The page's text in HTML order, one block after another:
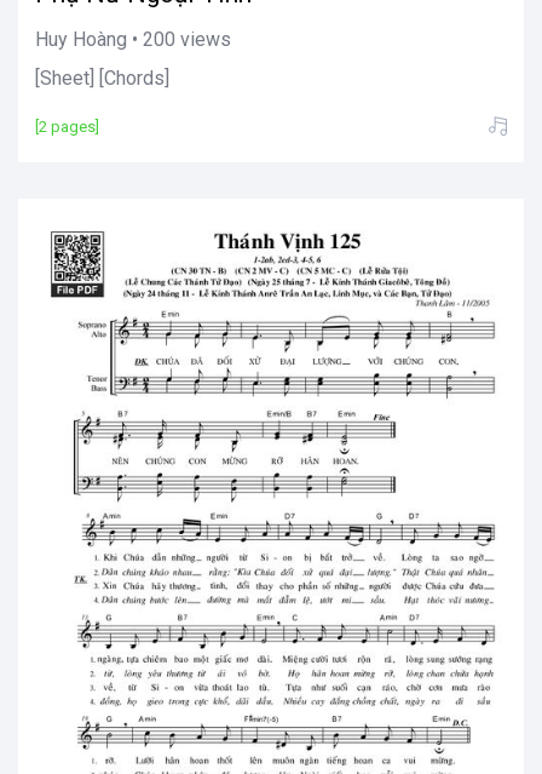
Huy Hoàng • 200 views
[Sheet] [Chords]
[2 pages]